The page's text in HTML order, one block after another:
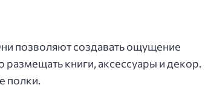
позволяют создавать ощущение
размещать книги, аксессуары и декор.
полки.